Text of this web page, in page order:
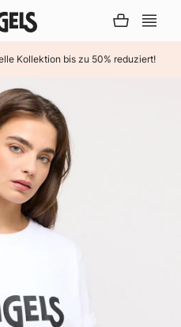
Kollektion bis zu 50% reduziert!